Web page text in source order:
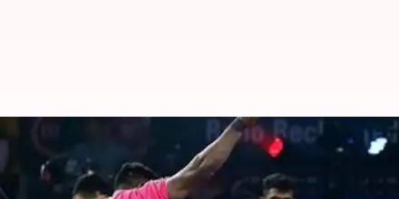
प्रो कबड्डी लीग: नवीन के सामने बेकार
Neeraj Pandey Aug 05, 2019 08:53 pm